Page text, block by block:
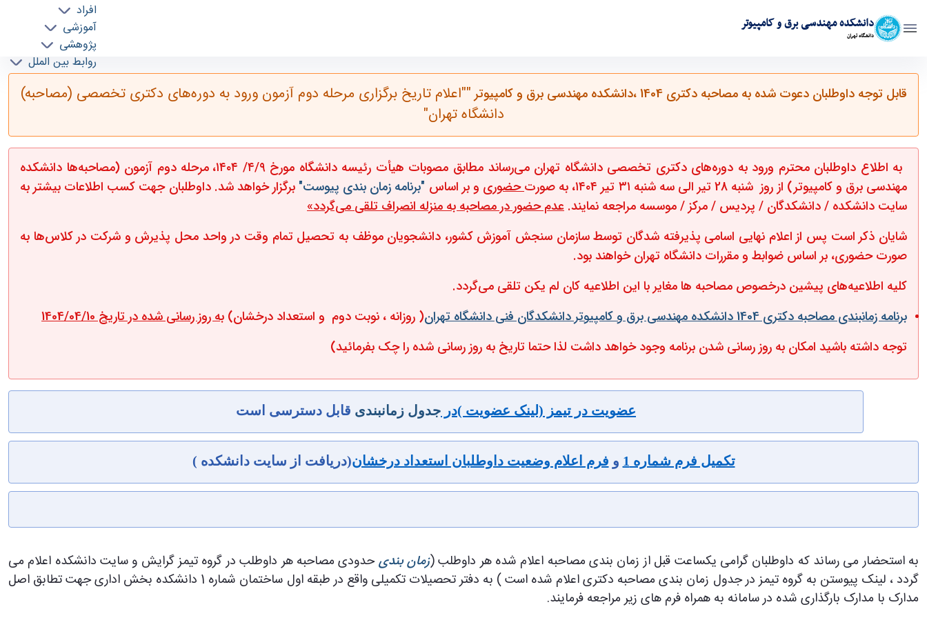
دانشکده مهندسی برق و کامپیوتر
دانشگاه تهران
افراد
آموزشی
پژوهشی
روابط بین الملل
خدمات
جذب نیرو
قابل توجه داوطلبان دعوت شده به مصاحبه دکتری 1404 دانشکده مهندسی برق و کامپیوتر-"اعلام تاریخ برگزاری مرحله دوم آزمون ورود به دوره‌های دکتری
تخصصی (مصاحبه) دانشگاه تهران " - ece- دانشکده مهندسی برق و کامپیوتر
قابل توجه داوطلبان دعوت شده به مصاحبه دکتری 1404 ،دانشکده مهندسی برق و کامپیوتر
""اعلام تاریخ برگزاری مرحله دوم آزمون ورود به دوره‌های دکتری تخصصی (مصاحبه)
دانشگاه تهران"
به اطلاع داوطلبان محترم ورود به دوره‌های دکتری تخصصی دانشگاه تهران می‌رساند مطابق مصوبات هیأت رئیسه دانشگاه مورخ ۴/۹/ ۱۴۰۴، مرحله دوم آزمون (مصاحبه‌ها دانشکده
مهندسی برق و کامپیوتر) از روز شنبه 28 تیر الی سه شنبه ۳۱ تیر ۱۴۰۴، به صورت
حضوری و بر اساس "برنامه زمان بندی پیوست" برگزار خواهد شد. داوطلبان جهت کسب اطلاعات بیشتر به
سایت دانشکده / ‏دانشکدگان‬ / ‏پردیس‬ / ‏مرکز‬ / ‏موسسه‬ مراجعه نمایند. عدم حضور در مصاحبه به منزله انصراف تلقیمی‌گردد»
شایان ذکر است پس از اعلام نهایی اسامی پذیرفته شدگان توسط سازمان سنجش آموزش کشور، دانشجویان موظف به تحصیل تمام وقت در واحد محل پذیرش و شرکت در کلاس‌ها به
صورت حضوری، بر اساس ضوابط و مقررات دانشگاه تهران خواهند بود.
کلیه اطلاعیه‌های پیشین درخصوص مصاحبه ‌ها مغایر با این اطلاعیه کان لم یکن تلقی می‌گردد.
برنامه زمانبندی مصاحبه دکتری 1404 دانشکده مهندسی برق و کامپیوتر دانشکدگان فنی دانشگاه تهران
( روزانه ، نوبت دوم و استعداد درخشان) به روز رسانی شده در تاریخ 1404/04/10
توجه داشته باشید امکان به روز رسانی شدن برنامه وجود خواهد داشت لذا حتما تاریخ به روز رسانی شده را چک بفرمائید)
عضویت در تیمز (لینک عضویت )در جدول زمانبندی قابل دسترسی است
تکمیل فرم شماره 1 و فرم اعلام وضعیت داوطلبان استعداد درخشان(دریافت از سایت دانشکده )
به استحضار می رساند که داوطلبان گرامی یکساعت قبل از زمان بندی مصاحبه اعلام شده هر داوطلب (زمان بندی حدودی مصاحبه هر داوطلب در گروه تیمز گرایش و سایت دانشکده اعلام می
گردد ، لینک پیوستن به گروه تیمز در جدول زمان بندی مصاحبه دکتری اعلام شده است ) به دفتر تحصیلات تکمیلی واقع در طبقه اول ساختمان شماره 1 دانشکده بخش اداری جهت تطابق اصل
مدارک با مدارک بارگذاری شده در سامانه به همراه فرم های زیر مراجعه فرمایند.